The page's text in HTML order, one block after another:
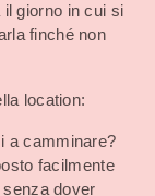
giorno in cui si
finché non
location:
a camminare?
facilmente
dover